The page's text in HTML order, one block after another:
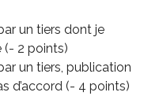
un tiers dont je
(- 2 points)
un tiers, publication
d’accord (- 4 points)